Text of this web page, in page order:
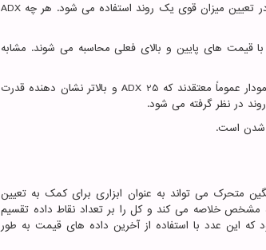
میزان قوی یک روند استفاده می شود. هر چه ADX
های پایین و بالای فعلی محاسبه می شوند. مشابه
ADX 25و بالاتر نشان دهنده قدرت
شدن است.
متحرک می تواند به عنوان ابزاری برای کمک به تعیین
مشخص خلاصه می کند و کل را بر تعداد نقاط داده تقسیم
که این عدد با استفاده از آخرین داده های قیمت به طور